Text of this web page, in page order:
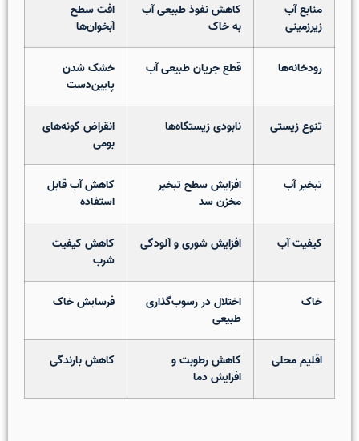
منابع آب
زیرزمینی
کاهش نفوذ طبیعی آب
به خاک
افت سطح
آبخوان‌ها
رودخانه‌ها قطع جریان طبیعی آب
خشک شدن
پایین‌دست
تنوع زیستی نابودی زیستگاه‌ها
انقراض گونه‌های
بومی
تبخیر آب
افزایش سطح تبخیر
مخزن سد
کاهش آب قابل
استفاده
کیفیت آب افزایش شوری و آلودگی
کاهش کیفیت
شرب
خاک
اختلال در رسوب‌گذاری
طبیعی
فرسایش خاک
اقلیم محلی
کاهش رطوبت و
افزایش دما
کاهش بارندگی